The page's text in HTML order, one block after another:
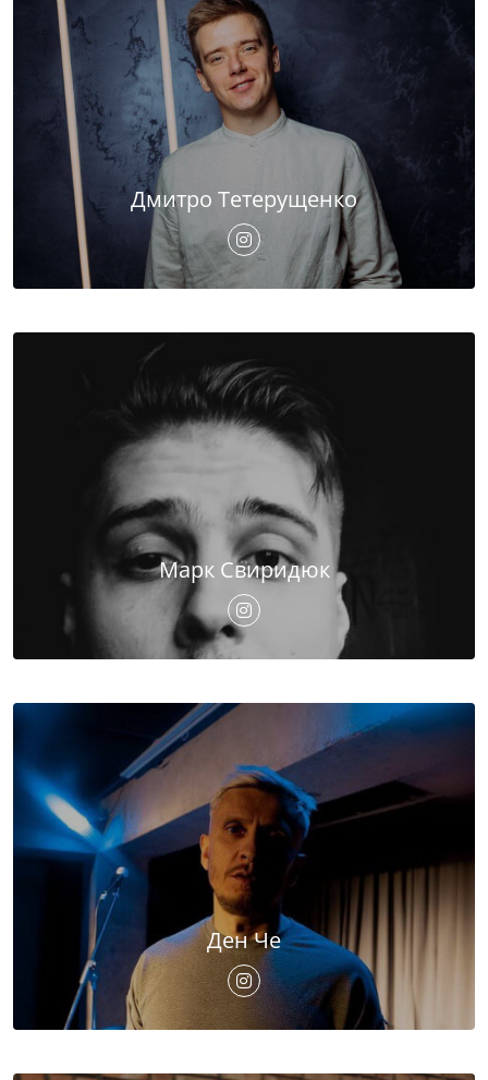
Дмитро Тетерущенко
Марк Свиридюк
Ден Че